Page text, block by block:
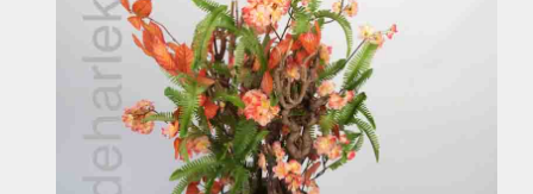
Partyverhuur de Harlekijn